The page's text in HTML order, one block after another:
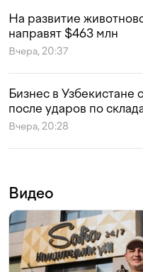
На развитие
направят $463 млн
Вчера, 20:37
Бизнес в
после ударов по
Вчера, 20:28
Видео